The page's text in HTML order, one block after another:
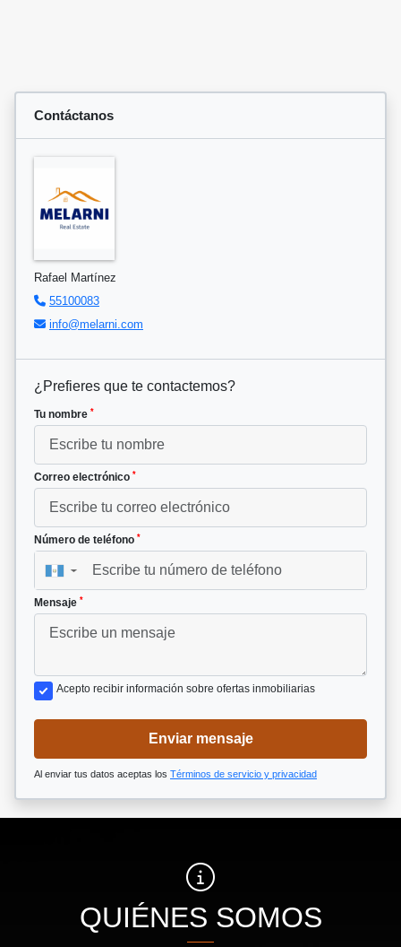
Contáctanos
Rafael Martínez
55100083
info@melarni.com
¿Prefieres que te contactemos?
Tu nombre *
Correo electrónico *
Número de teléfono *
▼
Mensaje *
Acepto recibir información sobre ofertas inmobiliarias
Enviar mensaje
Al enviar tus datos aceptas los Términos de servicio y privacidad
QUIÉNES SOMOS